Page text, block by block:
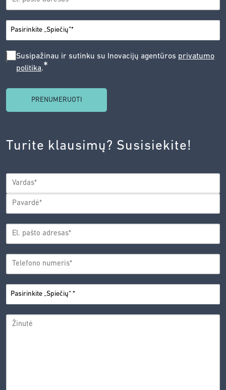
PAŠTAS*
MIESTAS*
SUSIPAŽINAU
SUTINKU
AGENTŪROS
PRIVATUMO
POLITIKA.*
Susipažinau ir sutinku su Inovacijų agentūros privatumo
politika.*
Turite klausimų? Susisiekite!
VARDAS*
Vardas
EL.
ADRESAS*
TELEFONO
NUMERIS*
PASIRINKITE
„SPIEČIŲ“*
ŽINUTĖ